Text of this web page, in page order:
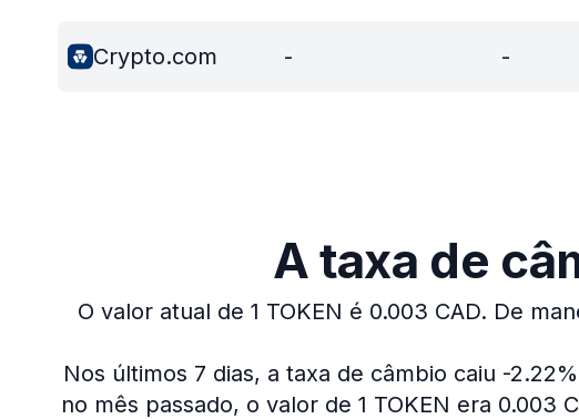
Crypto.com - -
A taxa de
O valor atual de 1 TOKEN é 0.003 CAD. De
Nos últimos 7 dias, a taxa de câmbio caiu -
no mês passado, o valor de 1 TOKEN era 0.003